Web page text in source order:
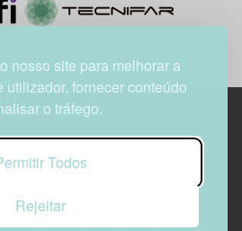
nosso site para melhorar a
utilizador, fornecer conteúdo
o tráfego.
Todos
Rejeitar
Infante D. Henrique, n.º 333H, esc.